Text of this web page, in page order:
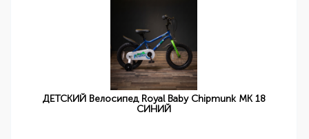
ДЕТСКИЙ Велосипед Royal Baby Chipmunk MK 18
СИНИЙ